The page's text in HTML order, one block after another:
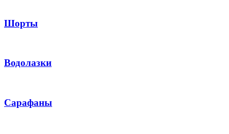
Шорты
Водолазки
Сарафаны